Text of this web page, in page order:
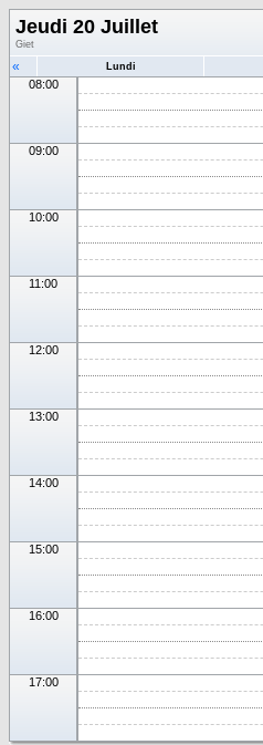
Jeudi 20 Juillet
Giet
« Lundi
08:00
09:00
10:00
11:00
12:00
13:00
14:00
15:00
16:00
17:00